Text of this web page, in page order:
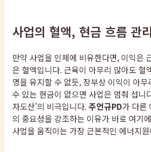
사업의 혈액, 현금 흐름 관
만약 사업을 인체에 비유한다면, 이익은
은 혈액입니다. 근육이 아무리 많아도 혈
명을 유지할 수 없듯, 장부상 이익이 아
수 있는 현금이 없으면 사업은 멈춰 섭니
자도산'의 비극입니다.주언규PD가 다른
의 중요성을 강조하는 이유가 바로 여기
사업을 움직이는 가장 근본적인 에너지